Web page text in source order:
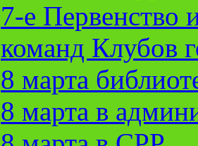
7-е Первенство
команд Клубов
8 марта
8 марта в